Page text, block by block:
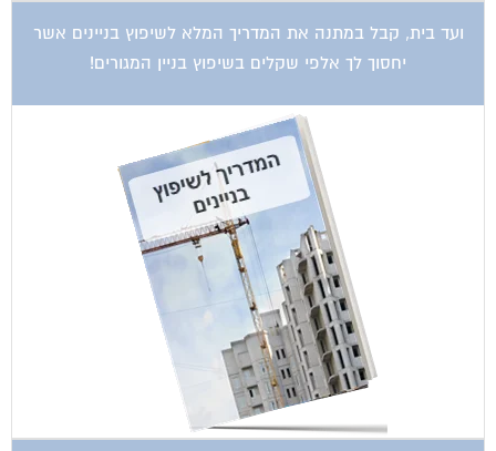
ועד בית, קבל במתנה את המדריך המלא לשיפוץ בניינים אשר
יחסוך לך אלפי שקלים בשיפוץ בניין המגורים!